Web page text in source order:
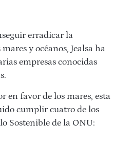
erradicar la
y océanos, Jealsa ha
empresas conocidas
en favor de los mares, esta
cumplir cuatro de los
Sostenible de la ONU: